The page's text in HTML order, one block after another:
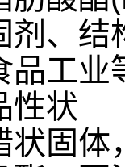
剂、结
工业
性状
状固体